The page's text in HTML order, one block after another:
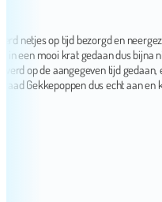
op tijd bezorgd en neergezet.
mooi krat gedaan dus bijna niet
de aangegeven tijd gedaan, en
dus echt aan en kom